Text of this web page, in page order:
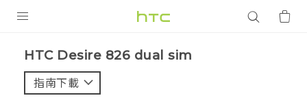
VIVE
HTC Desire 826 dual sim‎
指南下載